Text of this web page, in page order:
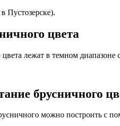
Пустозерске).
цвета
лежат в темном
брусничного
можно построить с